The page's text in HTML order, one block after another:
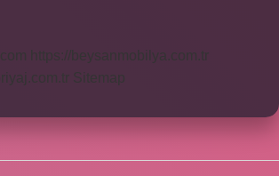
https://beysanmobilya.com.tr
Sitemap